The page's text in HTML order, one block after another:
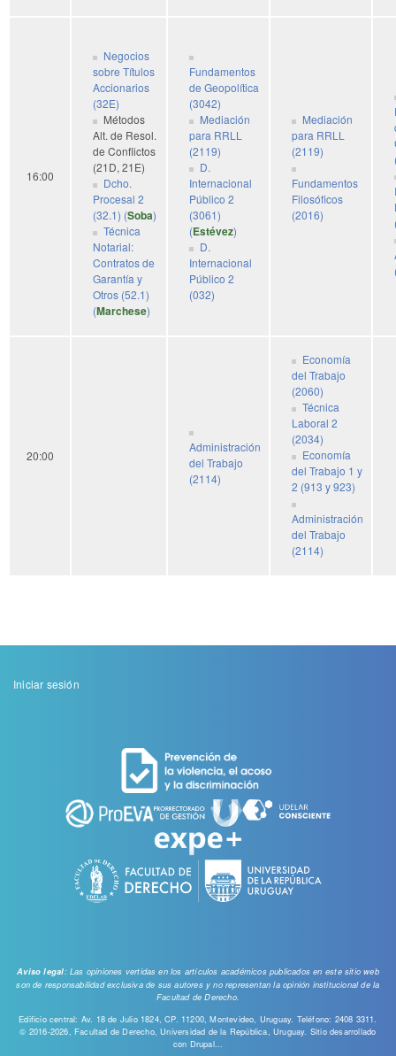
16:00
Negocios
sobre Títulos
Accionarios
(32E)
Métodos
Alt. de Resol.
de Conflictos
(21D, 21E)
Dcho.
Procesal 2
(32.1) (Soba)
Técnica
Notarial:
Contratos de
Garantía y
Otros (52.1)
(Marchese)
Fundamentos
de Geopolítica
(3042)
Mediación
para RRLL
(2119)
D.
Internacional
Público 2
(3061)
(Estévez)
D.
Internacional
Público 2
(032)
Mediación
para RRLL
(2119)
Fundamentos
Filosóficos
(2016)
20:00
Administración
del Trabajo
(2114)
Economía
del Trabajo
(2060)
Técnica
Laboral 2
(2034)
Economía
del Trabajo 1 y
2 (913 y 923)
Administración
del Trabajo
(2114)
Menu
Iniciar sesión
Aviso legal: Las opiniones vertidas en los artículos académicos publicados en este sitio web
son de responsabilidad exclusiva de sus autores y no representan la opinión institucional de la
Facultad de Derecho.
Edificio central: Av. 18 de Julio 1824, CP. 11200, Montevideo, Uruguay. Teléfono: 2408 3311.
© 2016-2026, Facultad de Derecho, Universidad de la República, Uruguay. Sitio desarrollado
con Drupal...